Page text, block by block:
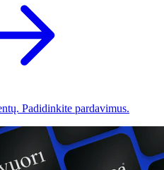
Padidinkite pardavimus.